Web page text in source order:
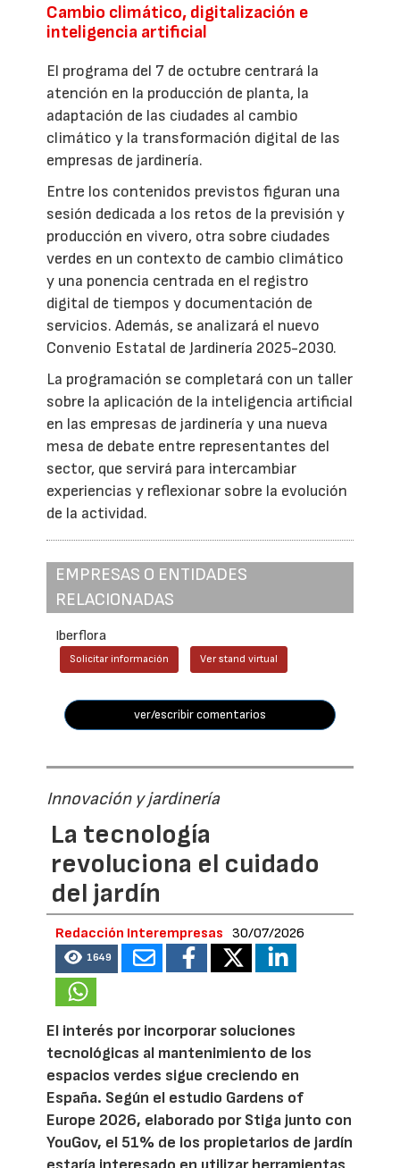
Cambio climático, digitalización e
inteligencia artificial
El programa del 7 de octubre centrará la
atención en la producción de planta, la
adaptación de las ciudades al cambio
climático y la transformación digital de las
empresas de jardinería.
Entre los contenidos previstos figuran una
sesión dedicada a los retos de la previsión y
producción en vivero, otra sobre ciudades
verdes en un contexto de cambio climático
y una ponencia centrada en el registro
digital de tiempos y documentación de
servicios. Además, se analizará el nuevo
Convenio Estatal de Jardinería 2025-2030.
La programación se completará con un taller
sobre la aplicación de la inteligencia artificial
en las empresas de jardinería y una nueva
mesa de debate entre representantes del
sector, que servirá para intercambiar
experiencias y reflexionar sobre la evolución
de la actividad.
EMPRESAS O ENTIDADES
RELACIONADAS
Iberflora
Solicitar información Ver stand virtual
ver/escribir comentarios
Innovación y jardinería
La tecnología
revoluciona el cuidado
del jardín
Redacción Interempresas 30/07/2026
1649
El interés por incorporar soluciones
tecnológicas al mantenimiento de los
espacios verdes sigue creciendo en
España. Según el estudio Gardens of
Europe 2026, elaborado por Stiga junto con
YouGov, el 51% de los propietarios de jardín